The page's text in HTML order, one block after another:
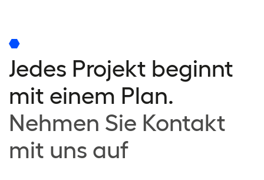
Jedes Projekt beginnt
mit einem Plan.
Nehmen Sie Kontakt
mit uns auf